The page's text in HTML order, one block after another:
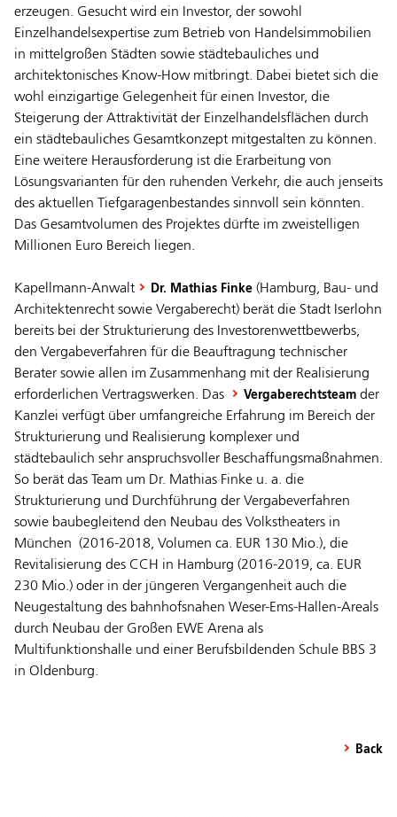
erzeugen. Gesucht wird ein Investor, der sowohl
Einzelhandelsexpertise zum Betrieb von Handelsimmobilien
in mittelgroßen Städten sowie städtebauliches und
architektonisches Know-How mitbringt. Dabei bietet sich die
wohl einzigartige Gelegenheit für einen Investor, die
Steigerung der Attraktivität der Einzelhandelsflächen durch
ein städtebauliches Gesamtkonzept mitgestalten zu können.
Eine weitere Herausforderung ist die Erarbeitung von
Lösungsvarianten für den ruhenden Verkehr, die auch jenseits
des aktuellen Tiefgaragenbestandes sinnvoll sein könnten.
Das Gesamtvolumen des Projektes dürfte im zweistelligen
Millionen Euro Bereich liegen.
Kapellmann-Anwalt Dr. Mathias Finke (Hamburg, Bau- und
Architektenrecht sowie Vergaberecht) berät die Stadt Iserlohn
bereits bei der Strukturierung des Investorenwettbewerbs,
den Vergabeverfahren für die Beauftragung technischer
Berater sowie allen im Zusammenhang mit der Realisierung
erforderlichen Vertragswerken. Das
Vergaberechtsteam der
Kanzlei verfügt über umfangreiche Erfahrung im Bereich der
Strukturierung und Realisierung komplexer und
städtebaulich sehr anspruchsvoller Beschaffungsmaßnahmen.
So berät das Team um Dr. Mathias Finke u. a. die
Strukturierung und Durchführung der Vergabeverfahren
sowie baubegleitend den Neubau des Volkstheaters in
München (2016-2018, Volumen ca. EUR 130 Mio.), die
Revitalisierung des CCH in Hamburg (2016-2019, ca. EUR
230 Mio.) oder in der jüngeren Vergangenheit auch die
Neugestaltung des bahnhofsnahen Weser-Ems-Hallen-Areals
durch Neubau der Großen EWE Arena als
Multifunktionshalle und einer Berufsbildenden Schule BBS 3
in Oldenburg.
Back